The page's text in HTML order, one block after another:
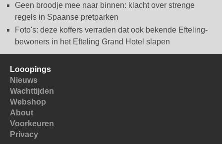
Geen broodje mee naar binnen: klacht over strenge
regels in Spaanse pretparken
Foto's: deze koffers verraden dat ook bekende Efteling-
bewoners in het Efteling Grand Hotel slapen
Looopings
Nieuws
Wachttijden
Webshop
About
Voorkeuren
Privacy